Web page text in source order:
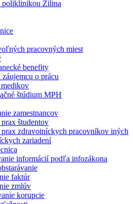
poliklinikou Žilina
pracovných miest
benefity
o prácu
štúdium MPH
zamestnancov
študentov
zdravotníckych pracovníkov iných
zariadení
informácií podľa infozákona
faktúr
zmlúv
korupcie